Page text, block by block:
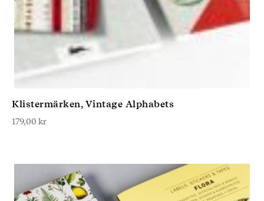
Klistermärken, Vintage Alphabets
179,00 kr